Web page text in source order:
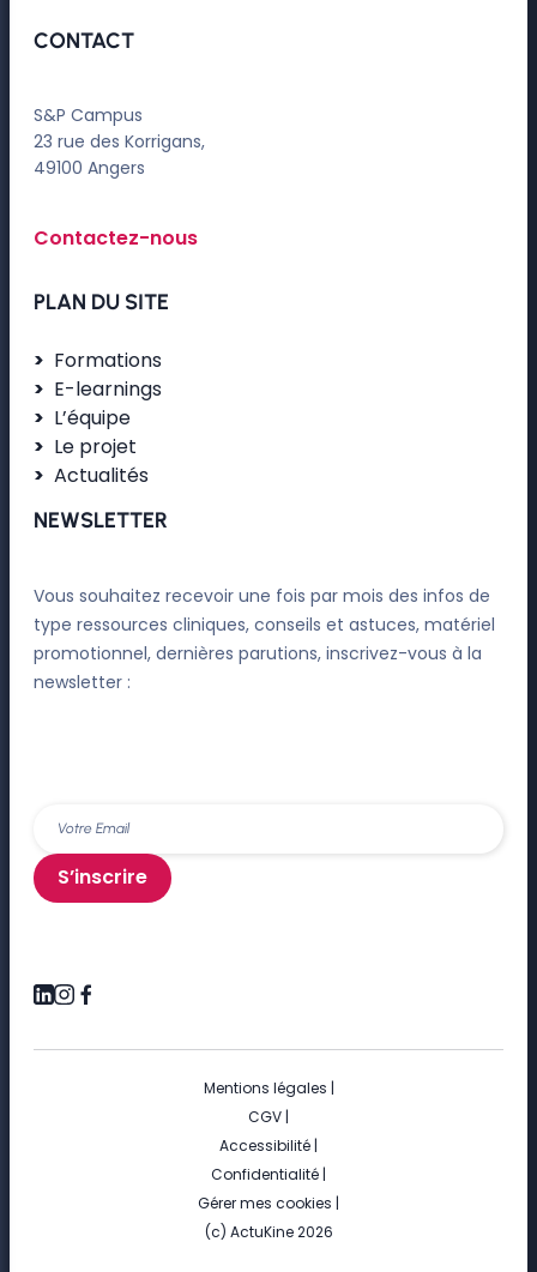
CONTACT
S&P Campus
23 rue des Korrigans,
49100 Angers
Contactez-nous
PLAN DU SITE
Formations
E-learnings
L’équipe
Le projet
Actualités
NEWSLETTER
Vous souhaitez recevoir une fois par mois des infos de
type ressources cliniques, conseils et astuces, matériel
promotionnel, dernières parutions, inscrivez-vous à la
newsletter :
S’inscrire
Mentions légales |
CGV |
Accessibilité |
Confidentialité |
Gérer mes cookies |
(c) ActuKine 2026